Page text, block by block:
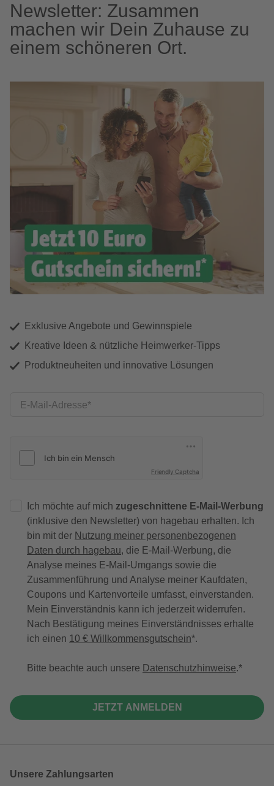
Newsletter: Zusammen
machen wir Dein Zuhause zu
einem schöneren Ort.
Exklusive Angebote und Gewinnspiele
Kreative Ideen & nützliche Heimwerker-Tipps
Produktneuheiten und innovative Lösungen
E-Mail-Adresse
Friendly Captcha
Ich möchte auf mich zugeschnittene E-Mail-Werbung
(inklusive den Newsletter) von hagebau erhalten. Ich
bin mit der Nutzung meiner personenbezogenen
Daten durch hagebau, die E-Mail-Werbung, die
Analyse meines E-Mail-Umgangs sowie die
Zusammenführung und Analyse meiner Kaufdaten,
Coupons und Kartenvorteile umfasst, einverstanden.
Mein Einverständnis kann ich jederzeit widerrufen.
Nach Bestätigung meines Einverständnisses erhalte
ich einen 10 € Willkommensgutschein*.
Bitte beachte auch unsere Datenschutzhinweise.
JETZT ANMELDEN
Unsere Zahlungsarten